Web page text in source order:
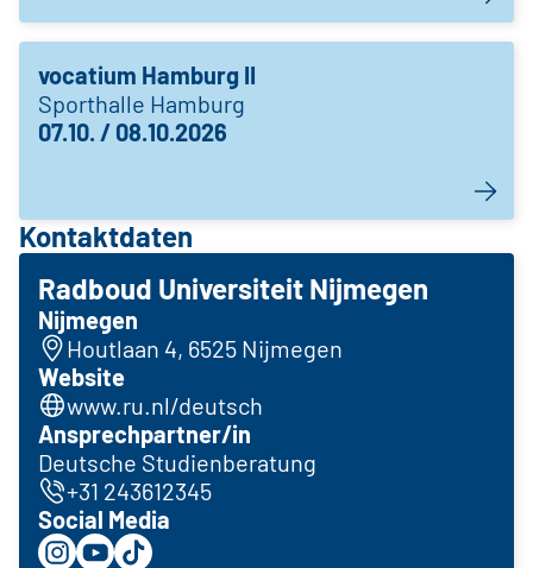
vocatium Hamburg II
Sporthalle Hamburg
07.10. / 08.10.2026
Kontaktdaten
Radboud Universiteit Nijmegen
Nijmegen
Houtlaan 4, 6525 Nijmegen
Website
www.ru.nl/deutsch
Ansprechpartner/in
Deutsche Studienberatung
+31 243612345
Social Media